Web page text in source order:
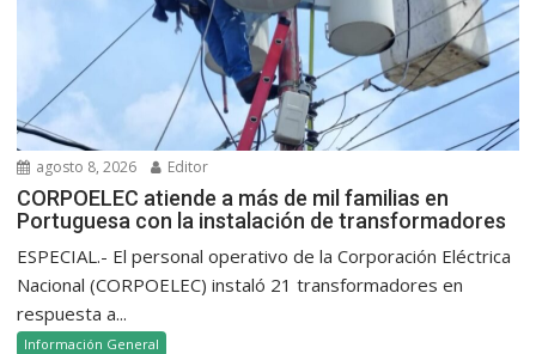
agosto 8, 2026 Editor
CORPOELEC atiende a más de mil familias en
Portuguesa con la instalación de transformadores
ESPECIAL.- El personal operativo de la Corporación Eléctrica
Nacional (CORPOELEC) instaló 21 transformadores en
respuesta a...
Información General